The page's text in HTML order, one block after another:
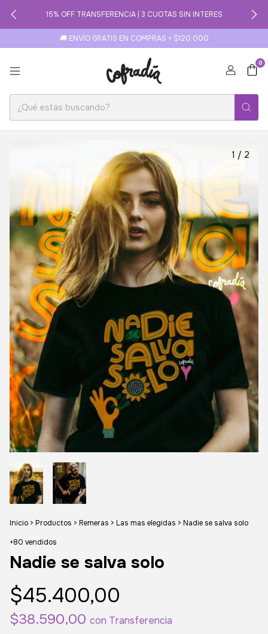
15% OFF TRANSFERENCIA | 3 CUOTAS SIN INTERES
🚚 ENVÍO GRATIS EN COMPRAS + $120.000
0
1 / 2
Inicio > Productos > Remeras > Las mas elegidas > Nadie se salva solo
+80 vendidos
Nadie se salva solo
$45.400,00
$38.590,00 con Transferencia